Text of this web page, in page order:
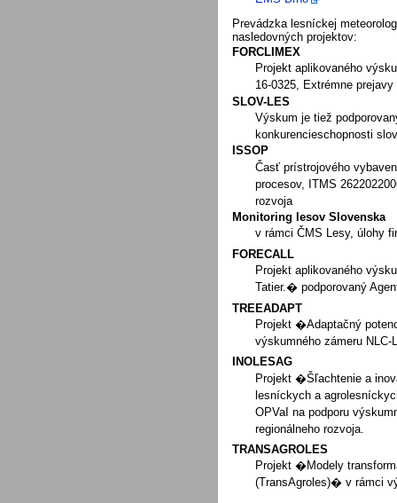
Prevádzka lesníckej
nasledovných projektov:
FORCLIMEX
Projekt aplikovaného
16-0325, Extrémne
SLOV-LES
Výskum je tiež
konkurencieschopnosti
ISSOP
Časť prístrojového
procesov, ITMS
rozvoja
Monitoring lesov Slovenska
v rámci ČMS Lesy, úlohy
FORECALL
Projekt aplikovaného
Tatier.� podporovaný
TREEADAPT
Projekt �Adaptačný
výskumného zámeru NLC-
INOLESAG
Projekt �Šľachtenie a
lesníckych a
OPVaI na podporu
regionálneho rozvoja.
TRANSAGROLES
Projekt �Modely
(TransAgroles)� v rámci